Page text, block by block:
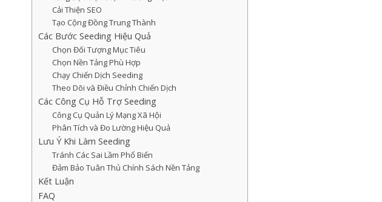
Cải Thiện SEO
Tạo Cộng Đồng Trung Thành
Các Bước Seeding Hiệu Quả
Chọn Đối Tượng Mục Tiêu
Chọn Nền Tảng Phù Hợp
Chạy Chiến Dịch Seeding
Theo Dõi và Điều Chỉnh Chiến Dịch
Các Công Cụ Hỗ Trợ Seeding
Công Cụ Quản Lý Mạng Xã Hội
Phân Tích và Đo Lường Hiệu Quả
Lưu Ý Khi Làm Seeding
Tránh Các Sai Lầm Phổ Biến
Đảm Bảo Tuân Thủ Chính Sách Nền Tảng
Kết Luận
FAQ